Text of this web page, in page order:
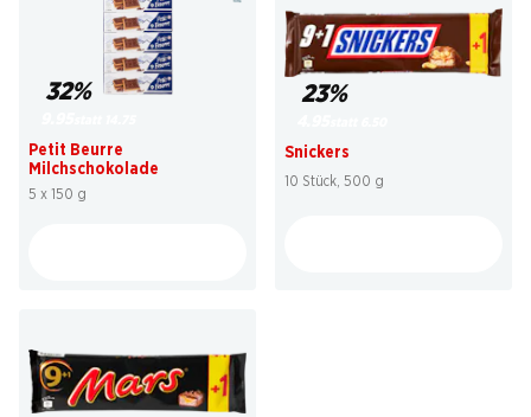
32%
Petit Beurre
Milchschokolade
5 x 150 g
23%
Snickers
10 Stück, 500 g